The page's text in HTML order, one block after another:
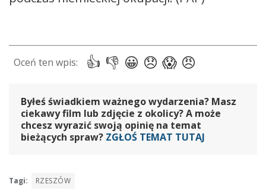
Byłeś świadkiem ważnego wydarzenia? Masz
ciekawy film lub zdjęcie z okolicy? A może
chcesz wyrazić swoją opinię na temat
bieżących spraw? ZGŁOŚ TEMAT TUTAJ
Tagi: RZESZÓW